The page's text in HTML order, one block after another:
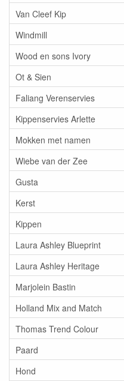
Van Cleef Kip
Windmill
Wood en sons Ivory
Ot & Sien
Faliang Verenservies
Kippenservies Arlette
Mokken met namen
Wiebe van der Zee
Gusta
Kerst
Kippen
Laura Ashley Blueprint
Laura Ashley Heritage
Marjolein Bastin
Holland Mix and Match
Thomas Trend Colour
Paard
Hond